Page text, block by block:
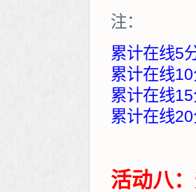
注：
累计在线5
累计在线
累计在线
累计在线
活动八